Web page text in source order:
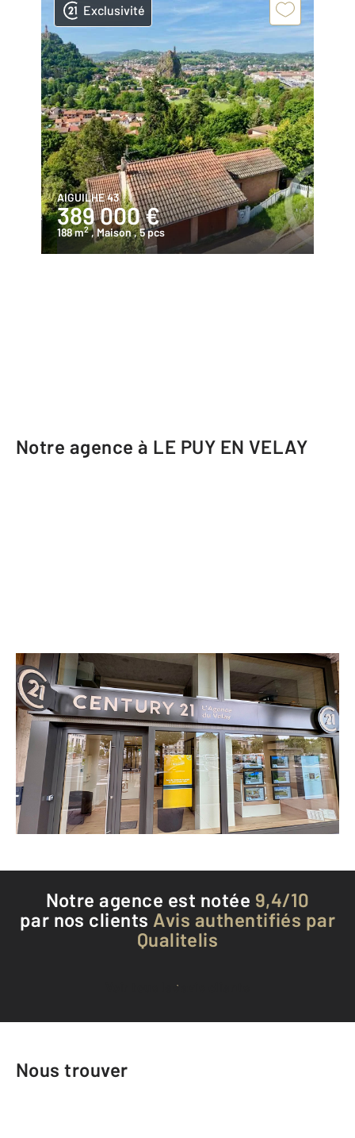
Exclusivité
AIGUILHE 43
389 000 €
188 m2 , Maison, 5 pcs
Notre agence à LE PUY EN VELAY
CENTURY 21 L'Agence du Velay
1 Place Michelet
LE PUY EN VELAY - 43000
Envoyer un message
Téléphoner à l'agence
Notre agence est notée 9,4/10
par nos clients Avis authentifiés par
Qualitelis
Voir tous les avis clients
Nous trouver